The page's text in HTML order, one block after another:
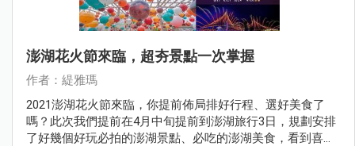
澎湖花火節來臨，超夯景點一次掌握
作者：緹雅瑪
2021澎湖花火節來臨，你提前佈局排好行程、選好美食了
嗎？此次我們提前在4月中旬提前到澎湖旅行3日，規劃安排
了好幾個好玩必拍的澎湖景點、必吃的澎湖美食，看到喜歡